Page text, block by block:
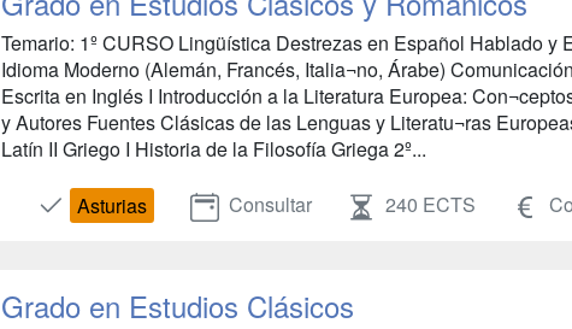
Temario: 1º CURSO Lingüística Destrezas en Español Hablado y
Idioma Moderno (Alemán, Francés, Italia¬no, Árabe)
Escrita en Inglés I Introducción a la Literatura Europea:
y Autores Fuentes Clásicas de las Lenguas y Literatu¬ras
Latín II Griego I Historia de la Filosofía Griega 2º...
Asturias Consultar 240 ECTS
Grado en Estudios Clásicos